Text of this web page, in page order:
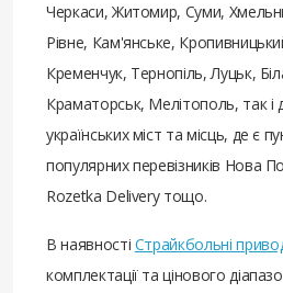
Черкаси, Житомир, Суми,
Рівне, Кам'янське,
Кременчук, Тернопіль, Луцьк,
Краматорськ, Мелітополь, так і
українських міст та місць, де є
популярних перевізників Нова
Rozetka Delivery тощо.
В наявності Страйкбольні
комплектації та цінового